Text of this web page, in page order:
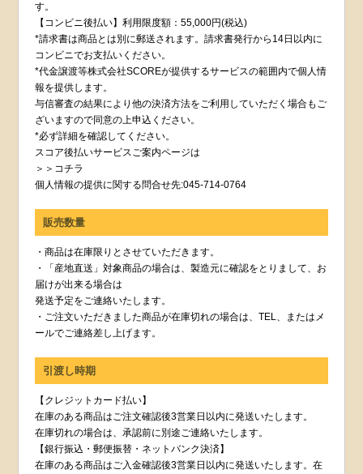
す。
【コンビニ後払い】利用限度額：55,000円(税込)
*請求書は商品とは別に郵送されます。請求書発行から14日以内に
コンビニでお支払いください。
*代金譲渡等株式会社SCOREが提供するサービスの範囲内で個人情
報を提供します。
与信審査の結果により他の決済方法をご利用していただく場合もご
ざいますので同意の上申込ください。
*必ず詳細を確認してください。
スコア後払いサービスご案内ページは
＞＞コチラ
個人情報の提供に関する問合せ先:045-714-0764
販売数量
・商品は在庫限りとさせていただきます。
・「産地直送」対象商品の場合は、製造元に確認をとりまして、お
届けが出来る場合は
発送予定をご連絡いたします。
・ご注文いただきました商品が在庫切れの場合は、TEL、またはメ
ールでご連絡差し上げます。
引渡し時期
【クレジットカード払い】
在庫のある商品はご注文確認後3営業日以内に発送いたします。
在庫切れの場合は、承認前に別途ご連絡いたします。
【銀行振込・郵便振替・ネットバンク決済】
在庫のある商品はご入金確認後3営業日以内に発送いたします。在